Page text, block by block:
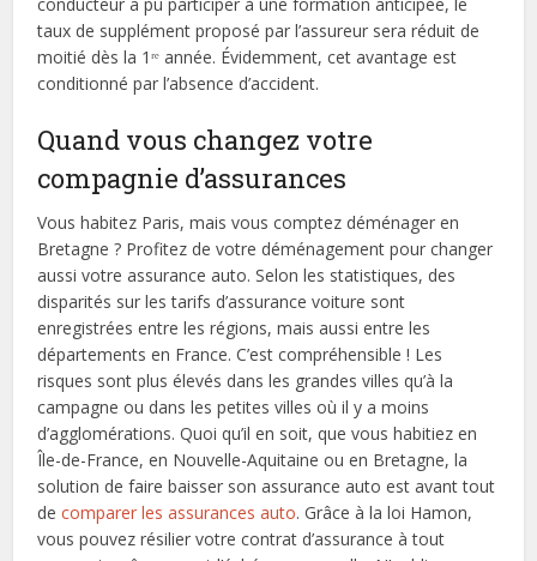
conducteur a pu participer à une formation anticipée, le
taux de supplément proposé par l’assureur sera réduit de
moitié dès la 1ʳᵉ année. Évidemment, cet avantage est
conditionné par l’absence d’accident.
Quand vous changez votre
compagnie d’assurances
Vous habitez Paris, mais vous comptez déménager en
Bretagne ? Profitez de votre déménagement pour changer
aussi votre assurance auto. Selon les statistiques, des
disparités sur les tarifs d’assurance voiture sont
enregistrées entre les régions, mais aussi entre les
départements en France. C’est compréhensible ! Les
risques sont plus élevés dans les grandes villes qu’à la
campagne ou dans les petites villes où il y a moins
d’agglomérations. Quoi qu’il en soit, que vous habitiez en
Île-de-France, en Nouvelle-Aquitaine ou en Bretagne, la
solution de faire baisser son assurance auto est avant tout
decomparer les assurances auto. Grâce à la loi Hamon,
vous pouvez résilier votre contrat d’assurance à tout